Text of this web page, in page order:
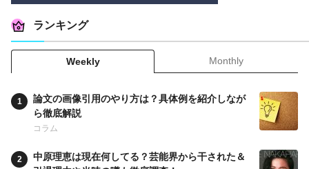
ランキング
Weekly Monthly
論文の画像引用のやり方は？具体例を紹介しなが
ら徹底解説
コラム
中原理恵は現在何してる？芸能界から干された＆